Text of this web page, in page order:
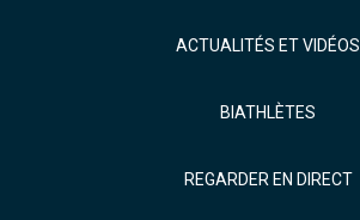
ACTUALITÉS ET VIDÉOS
BIATHLÈTES
REGARDER EN DIRECT